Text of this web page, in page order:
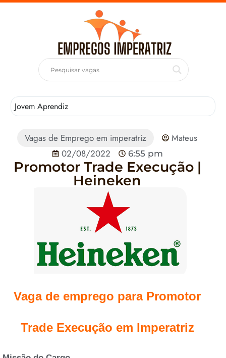
Jovem Aprendiz
Vagas de Emprego em imperatriz
Mateus
02/08/2022
6:55 pm
Promotor Trade Execução |
Heineken
Vaga de emprego para Promotor
Trade Execução em Imperatriz